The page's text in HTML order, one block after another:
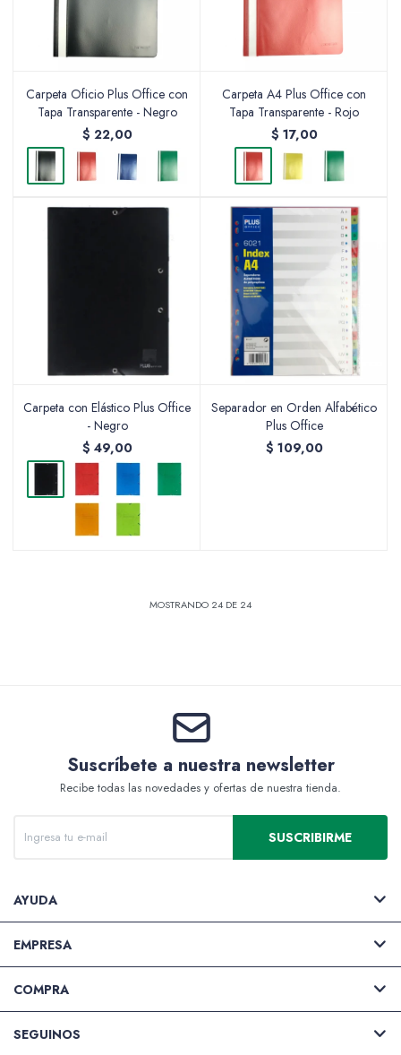
Carpeta Oficio Plus Office con
Tapa Transparente - Negro
$ 22,00
Carpeta A4 Plus Office con
Tapa Transparente - Rojo
$ 17,00
Carpeta con Elástico Plus Office
- Negro
$ 49,00
Separador en Orden Alfabético
Plus Office
$ 109,00
MOSTRANDO 24 DE 24
Suscríbete a nuestra newsletter
Recibe todas las novedades y ofertas de nuestra tienda.
SUSCRIBIRME
AYUDA
EMPRESA
COMPRA
SEGUINOS